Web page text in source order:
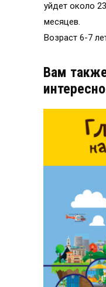
уйдет около
месяцев.
Возраст 6-7
Вам